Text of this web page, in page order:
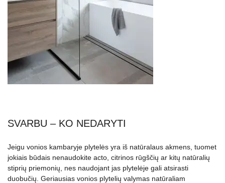
SVARBU – KO NEDARYTI
Jeigu vonios kambaryje plytelės yra iš natūralaus akmens, tuomet
jokiais būdais nenaudokite acto, citrinos rūgščių ar kitų natūralių
stiprių priemonių, nes naudojant jas plytelėje gali atsirasti
duobučių. Geriausias vonios plytelių valymas natūraliam